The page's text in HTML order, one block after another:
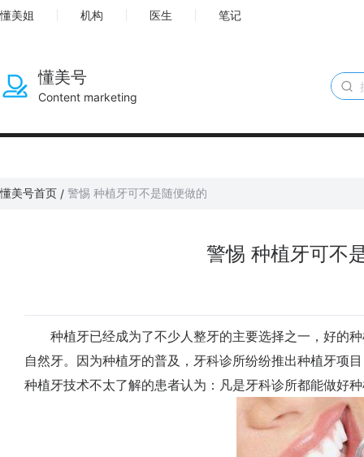
懂美姐 机构 医生 笔记
懂美号
Content marketing
懂美号首页 / 警惕 种植牙可不是随便做的
警惕 种植牙可不
种植牙已经成为了不少人整牙的主要选择之一，好的种
自然牙。因为种植牙的普及，牙科诊所纷纷推出种植牙项
种植牙技术不太了解的患者认为：凡是牙科诊所都能做好